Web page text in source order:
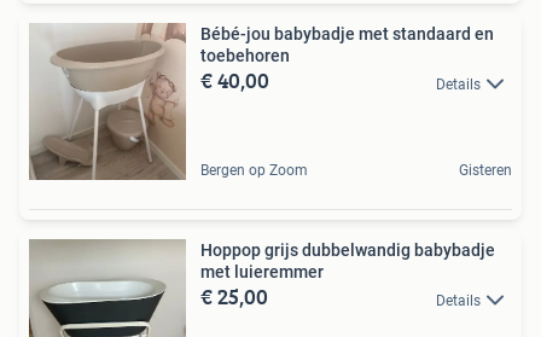
Bébé-jou babybadje met standaard en
toebehoren
€ 40,00 Details
Bergen op Zoom Gisteren
Hoppop grijs dubbelwandig babybadje
met luieremmer
€ 25,00 Details